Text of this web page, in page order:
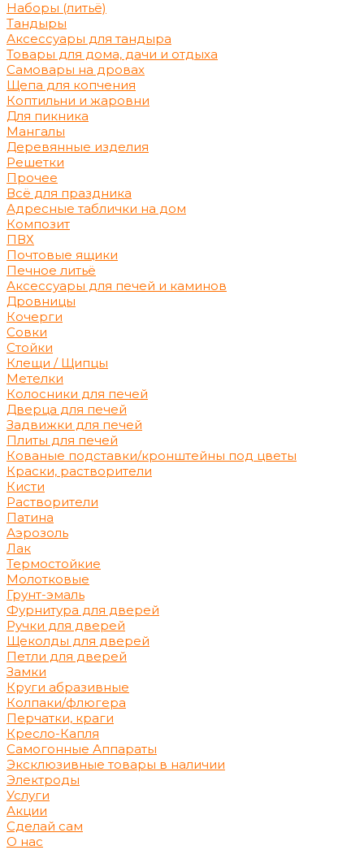
Наборы (литьё)
Тандыры
Аксессуары для тандыра
Товары для дома, дачи и отдыха
Самовары на дровах
Щепа для копчения
Коптильни и жаровни
Для пикника
Мангалы
Деревянные изделия
Решетки
Прочее
Всё для праздника
Адресные таблички на дом
Композит
ПВХ
Почтовые ящики
Печное литьё
Аксессуары для печей и каминов
Дровницы
Кочерги
Совки
Стойки
Клещи / Щипцы
Метелки
Колосники для печей
Дверца для печей
Задвижки для печей
Плиты для печей
Кованые подставки/кронштейны под цветы
Краски, растворители
Кисти
Растворители
Патина
Аэрозоль
Лак
Термостойкие
Молотковые
Грунт-эмаль
Фурнитура для дверей
Ручки для дверей
Щеколды для дверей
Петли для дверей
Замки
Круги абразивные
Колпаки/флюгера
Перчатки, краги
Кресло-Капля
Самогонные Аппараты
Эксклюзивные товары в наличии
Электроды
Услуги
Акции
Сделай сам
О нас